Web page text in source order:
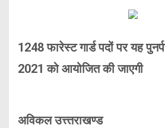
1248 फारेस्ट गार्ड पदों पर यह
2021 को आयोजित की जाएगी
अविकल उत्त्तराखण्ड